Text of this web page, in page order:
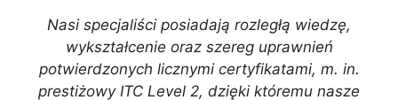
Nasi specjaliści posiadają rozległą wiedzę,
wykształcenie oraz szereg uprawnień
potwierdzonych licznymi certyfikatami, m. in.
prestiżowy ITC Level 2, dzięki któremu nasze